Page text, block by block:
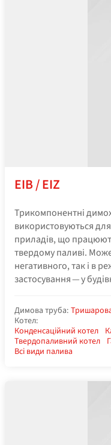
EIB / EIZ
Трикомпонентні
використовуються
приладів, що
твердому паливі.
негативного, так і в
застосування — у
Димова труба:
Котел:
Конденсаційний котел
Твердопаливний котел
Всі види палива